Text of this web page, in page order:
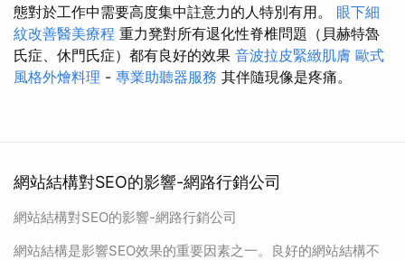
態對於工作中需要高度集中註意力的人特別有用。 眼下細
紋改善醫美療程 重力凳對所有退化性脊椎問題（貝赫特魯
氏症、休門氏症）都有良好的效果 音波拉皮緊緻肌膚 歐式
風格外燴料理 - 專業助聽器服務 其伴隨現像是疼痛。
網站結構對SEO的影響-網路行銷公司
網站結構對SEO的影響-網路行銷公司
網站結構是影響SEO效果的重要因素之一。良好的網站結構不